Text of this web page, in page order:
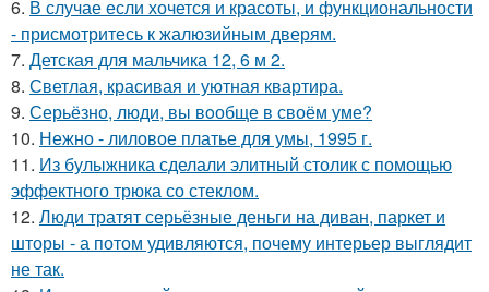
6. В случае если хочется и красоты, и функциональности
- присмотритесь к жалюзийным дверям.
7. Детская для мальчика 12, 6 м 2.
8. Светлая, красивая и уютная квартира.
9. Серьёзно, люди, вы вoобще в своём уме?
10. Нежно - лиловое платье для умы, 1995 г.
11. Из булыжника сделали элитный столик с помощью
эффектного трюка со стеклом.
12. Люди тратят серьёзные деньги на диван, паркет и
шторы - а потом удивляются, почему интерьер выглядит
не так.